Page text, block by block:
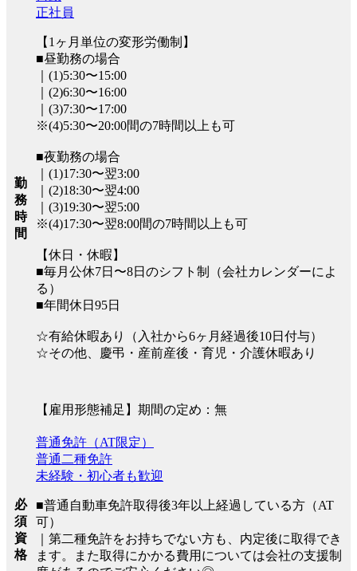
勤
務
時
間
正社員
【1ヶ月単位の変形労働制】
■昼勤務の場合
｜(1)5:30〜15:00
｜(2)6:30〜16:00
｜(3)7:30〜17:00
※(4)5:30〜20:00間の7時間以上も可
■夜勤務の場合
｜(1)17:30〜翌3:00
｜(2)18:30〜翌4:00
｜(3)19:30〜翌5:00
※(4)17:30〜翌8:00間の7時間以上も可
【休日・休暇】
■毎月公休7日〜8日のシフト制（会社カレンダーによ
る）
■年間休日95日
☆有給休暇あり（入社から6ヶ月経過後10日付与）
☆その他、慶弔・産前産後・育児・介護休暇あり
【雇用形態補足】期間の定め：無
必
須
資
格
普通免許（AT限定）
普通二種免許
未経験・初心者も歓迎
■普通自動車免許取得後3年以上経過している方（AT
可）
｜第二種免許をお持ちでない方も、内定後に取得でき
ます。また取得にかかる費用については会社の支援制